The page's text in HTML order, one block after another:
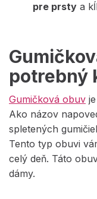
pre prsty a
potrebný
Gumičková obuv
Ako názov
spletených
Tento typ obuvi
celý deň. Táto
dámy.